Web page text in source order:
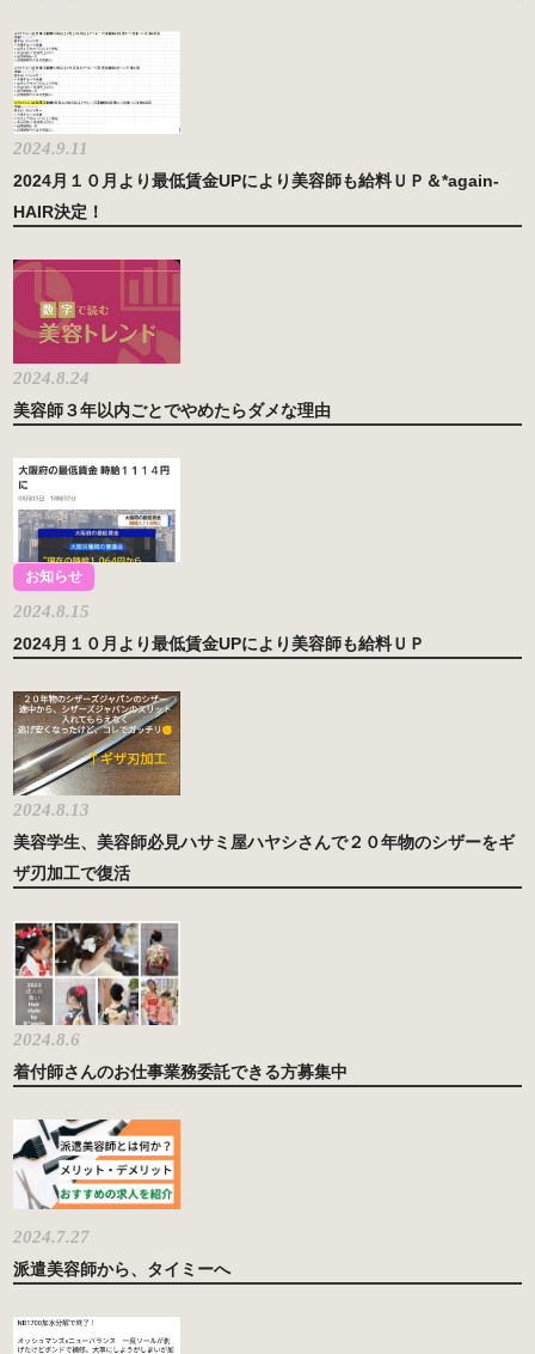
2024.9.11
2024月１０月より最低賃金UPにより美容師も給料ＵＰ＆*again-
HAIR決定！
2024.8.24
美容師３年以内ごとでやめたらダメな理由
お知らせ
2024.8.15
2024月１０月より最低賃金UPにより美容師も給料ＵＰ
2024.8.13
美容学生、美容師必見ハサミ屋ハヤシさんで２０年物のシザーをギ
ザ刃加工で復活
2024.8.6
着付師さんのお仕事業務委託できる方募集中
2024.7.27
派遣美容師から、タイミーへ